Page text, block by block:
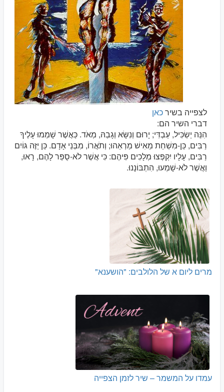
לצפייה בשירכאן
דברי השיר הם:
הִנֵּה יַשְׂכִּיל, עַבְדִּי; יָרוּם וְנִשָּׂא וְגָבַהּ, מְאֹד. כַּאֲשֶׁר שָׁמְמוּ עָלֶיךָ
רַבִּים, כֵּן-מִשְׁחַת מֵאִישׁ מַרְאֵהוּ; וְתֹאֲרוֹ, מִבְּנֵי אָדָם. כֵּן יַזֶּה גּוֹיִם
רַבִּים, עָלָיו יִקְפְּצוּ מְלָכִים פִּיהֶם: כִּי אֲשֶׁר לֹא-סֻפַּר לָהֶם, רָאוּ,
וַאֲשֶׁר לֹא-שָׁמְעוּ, הִתְבּוֹנָנוּ.
מרים ליום א של הלולבים: "הושענא"
עמדו על המשמר – שיר לזמן הצפייה